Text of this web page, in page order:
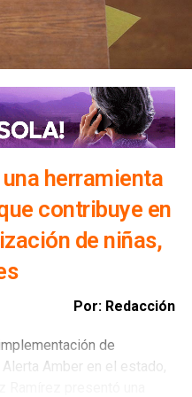
herramienta
contribuye en
de niñas,
Por: Redacción
de
Amber en el estado,